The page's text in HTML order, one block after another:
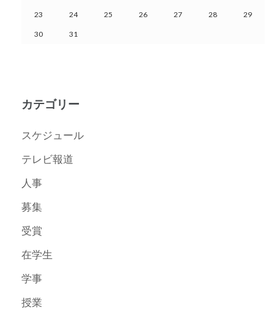
23 24 25 26 27 28 29
30 31
カテゴリー
スケジュール
テレビ報道
人事
募集
受賞
在学生
学事
授業